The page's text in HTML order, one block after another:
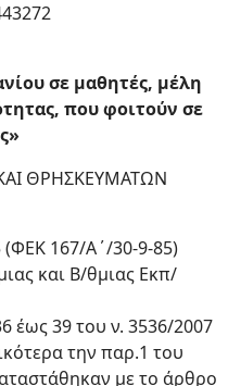
σε μαθητές, μέλη
που φοιτούν σε
ΘΡΗΣΚΕΥΜΑΤΩΝ
(ΦΕΚ 167/Α΄/30-9-85)
και Β/θμιας Εκπ/
έως 39 του ν. 3536/2007
την παρ.1 του
με το άρθρο